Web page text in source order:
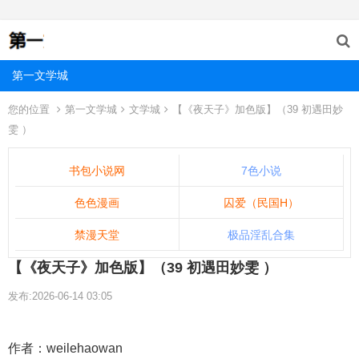
第一文学城
您的位置 第一文学城 文学城
【《夜天子》加色版】（39 初遇田妙
雯 ）
书包小说网 7色小说
色色漫画 囚爱（民国H）
禁漫天堂 极品淫乱合集
【《夜天子》加色版】（39 初遇田妙雯 ）
发布:2026-06-14 03:05
作者：weilehaowan